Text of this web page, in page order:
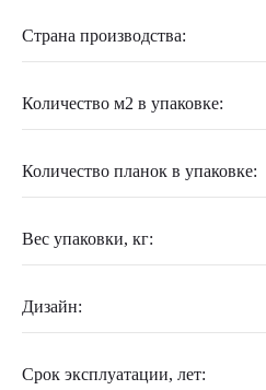
Страна производства:
Количество м2 в упаковке:
Количество планок в упаковке:
Вес упаковки, кг:
Дизайн:
Срок эксплуатации, лет: